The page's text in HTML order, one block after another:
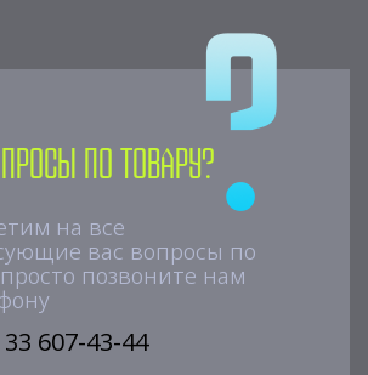
по товару?
на все
вас вопросы по
позвоните нам
607-43-44